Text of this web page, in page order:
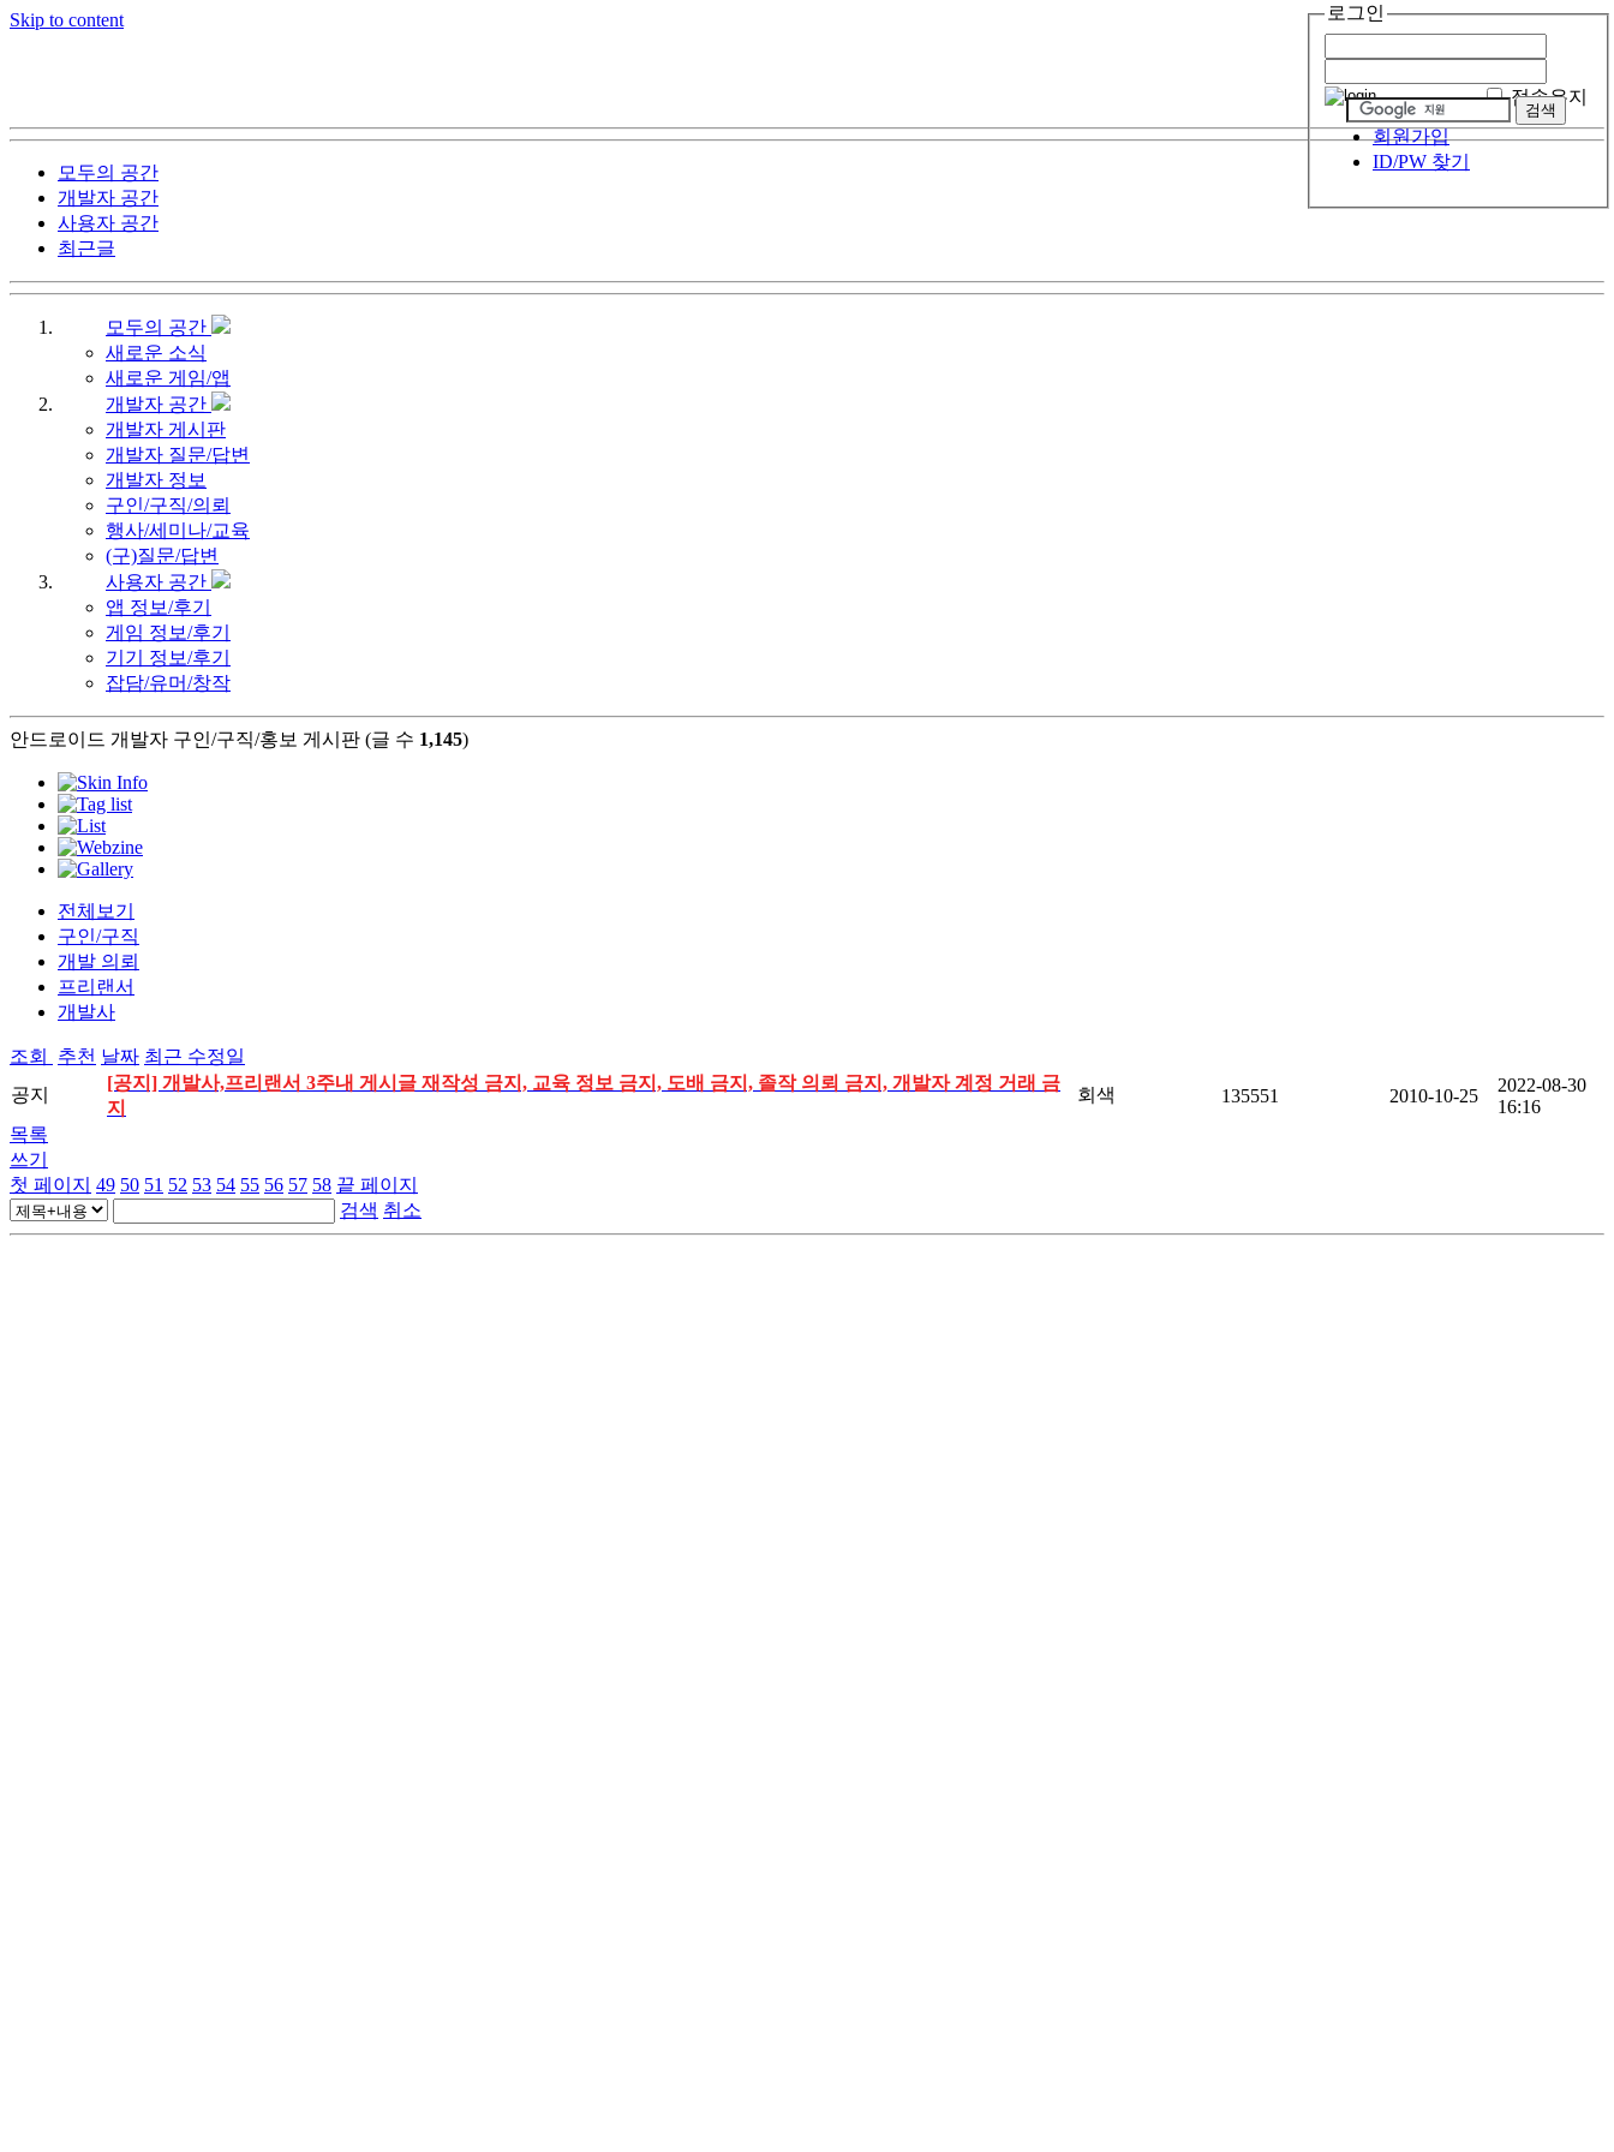
Skip to content
모두의 공간
개발자 공간
사용자 공간
최근글
로그인
접속유지
회원가입
ID/PW 찾기
모두의 공간
새로운 소식
새로운 게임/앱
개발자 공간
개발자 게시판
개발자 질문/답변
개발자 정보
구인/구직/의뢰
행사/세미나/교육
(구)질문/답변
사용자 공간
앱 정보/후기
게임 정보/후기
기기 정보/후기
잡담/유머/창작
안드로이드 개발자 구인/구직/홍보 게시판 (글 수 1,145)
전체보기
구인/구직
개발 의뢰
프리랜서
개발사
조회 추천 날짜 최근 수정일
공지
[공지] 개발사,프리랜서 3주내 게시글 재작성 금지, 교육 정보 금지, 도배 금지, 졸작 의뢰 금지, 개발자 계정 거래 금
지
회색 135551 2010-10-25
2022-08-30
16:16
목록
쓰기
첫 페이지 49 50 51 52 53 54 55 56 57 58 끝 페이지
검색 취소